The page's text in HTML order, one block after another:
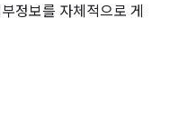
정보를 자체적으로 게